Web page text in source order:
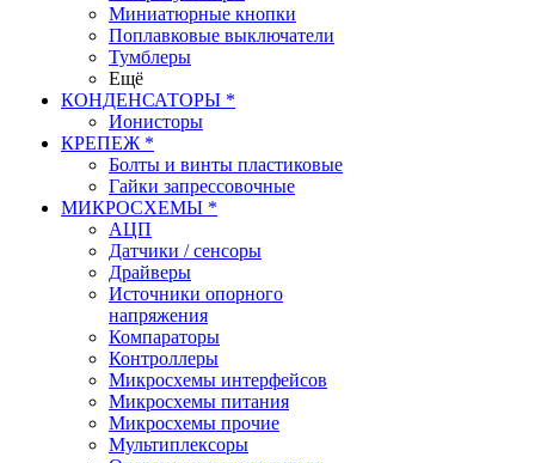
Миниатюрные кнопки
Поплавковые выключатели
Тумблеры
Ещё
КОНДЕНСАТОРЫ *
Ионисторы
КРЕПЕЖ *
Болты и винты пластиковые
Гайки запрессовочные
МИКРОСХЕМЫ *
АЦП
Датчики / сенсоры
Драйверы
Источники опорного
напряжения
Компараторы
Контроллеры
Микросхемы интерфейсов
Микросхемы питания
Микросхемы прочие
Мультиплексоры